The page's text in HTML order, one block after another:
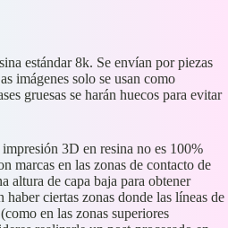
estándar 8k. Se envían por piezas
imágenes solo se usan como
gruesas se harán huecos para evitar
3D en resina no es 100%
marcas en las zonas de contacto de
altura de capa baja para obtener
haber ciertas zonas donde las líneas de
en las zonas superiores